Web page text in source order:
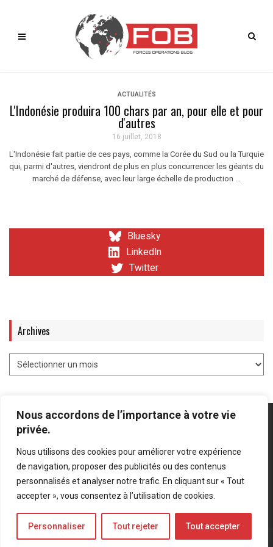
Nous accordons de l’importance à votre vie
privée.
Nous utilisons des cookies pour améliorer votre expérience
de navigation, proposer des publicités ou des contenus
personnalisés et analyser notre trafic. En cliquant sur « Tout
accepter », vous consentez à l’utilisation de cookies.
Personnaliser Tout rejeter Tout accepter
ACTUALITÉS
L'Indonésie produira 100 chars par an, pour elle et pour
d'autres
16 juillet, 2018
L'Indonésie fait partie de ces pays, comme la Corée du Sud ou la Turquie
qui, parmi d'autres, viendront de plus en plus concurrencer les géants du
marché de défense, avec leur large échelle de production ...
Bluesky
LinkedIn
Twitter
Archives
Mentions légales Politique de confidentialité
Bluesky
LinkedIn
Twitter
© Forces Operations Blog - 2022